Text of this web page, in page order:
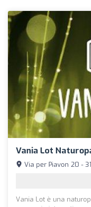
Vania Lot
Via per Piavon 20 -
Vania Lot è una